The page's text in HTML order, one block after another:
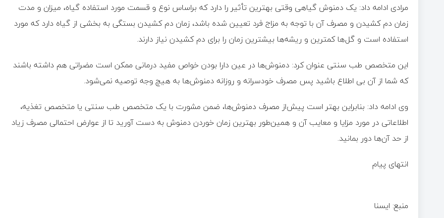
مرادی ادامه داد: یک دمنوش گیاهی وقتی بهترین تأثیر را دارد که براساس نوع و قسمت مورد استفاده گیاه، میزان و مدت
زمان دم کشیدن و مصرف آن با توجه به مزاج فرد تعیین شده باشد، زمان دم کشیدن بستگی به بخشی از گیاه دارد که مورد
استفاده است و گل‌ها کمترین و ریشه‌ها بیشترین زمان را برای دم کشیدن نیاز دارند.
این متخصص طب سنتی عنوان کرد: دمنوش‌ها در عین دارا بودن خواص مفید درمانی ممکن است مضراتی هم داشته باشند
که شما از آن بی اطلاع باشید پس مصرف خودسرانه و روزانه دمنوش‌ها به هیچ وجه توصیه نمی‌شود.
وی ادامه داد: بنابراین بهتر است پیش‌از مصرف دمنوش‌ها، ضمن مشورت با یک متخصص طب سنتی یا متخصص تغذیه،
اطلاعاتی در مورد مزایا و معایب آن و همین‌طور بهترین زمان خوردن دمنوش‌ به دست آورید تا از عوارض احتمالی مصرف زیاد
از حد آن‌ها دور بمانید.
انتهای پیام
منبع: ا‌یسنا